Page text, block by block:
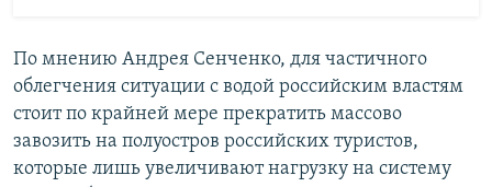
По мнению Андрея Сенченко, для частичного
облегчения ситуации с водой российским властям
стоит по крайней мере прекратить массово
завозить на полуостров российских туристов,
которые лишь увеличивают нагрузку на систему